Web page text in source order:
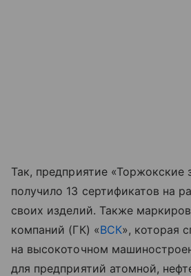
Так, предприятие «Торжокские
получило 13 сертификатов на
своих изделий. Также
компаний (ГК) «ВСК», которая
на высокоточном
для предприятий атомной,